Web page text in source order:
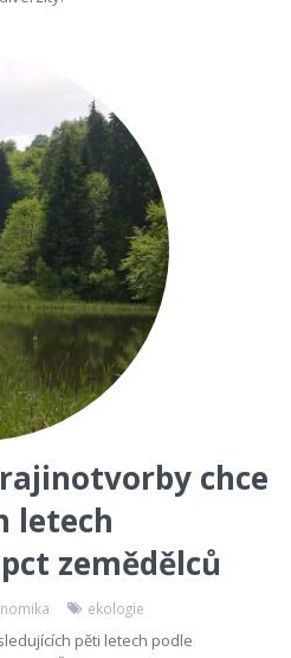
chce
letech
zemědělců
ekologie
pěti letech podle